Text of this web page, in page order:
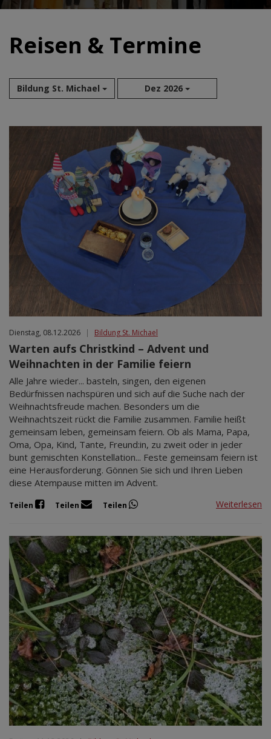
Reisen & Termine
Bildung St. Michael Dez 2026
Aug 2026
Sep 2026
Okt 2026
Nov 2026
Dez 2026
Jan 2027
Feb 2027
Mär 2027
Apr 2027
Jun 2027
Dienstag, 08.12.2026 | Bildung St. Michael
Warten aufs Christkind – Advent und
Weihnachten in der Familie feiern
Alle Jahre wieder... basteln, singen, den eigenen
Bedürfnissen nachspüren und sich auf die Suche nach der
Weihnachtsfreude machen. Besonders um die
Weihnachtszeit rückt die Familie zusammen. Familie heißt
gemeinsam leben, gemeinsam feiern. Ob als Mama, Papa,
Oma, Opa, Kind, Tante, Freund:in, zu zweit oder in jeder
bunt gemischten Konstellation... Feste gemeinsam feiern ist
eine Herausforderung. Gönnen Sie sich und Ihren Lieben
diese Atempause mitten im Advent.
Teilen Teilen Teilen Weiterlesen